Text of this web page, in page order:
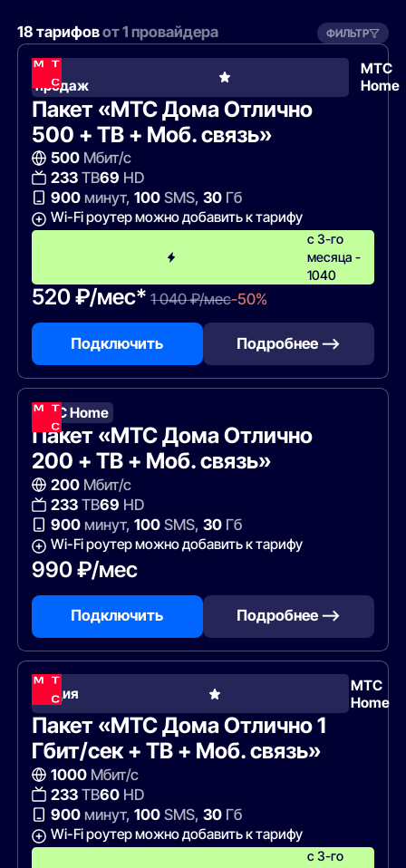
18 тарифовот 1 провайдера ФИЛЬТР
Хит
продаж
МТС
Home
Пакет «МТС Дома Отлично
500 + ТВ + Моб. связь»
500Мбит/с
233ТВ69 HD
900минут, 100SMS, 30Гб
Wi-Fi роутер можно добавить к тарифу
с 3-го
месяца -
1040
520 ₽/мес* 1 040 ₽/мес-50%
Подключить Подробнее —>
МТС Home
Пакет «МТС Дома Отлично
200 + ТВ + Моб. связь»
200Мбит/с
233ТВ69 HD
900минут, 100SMS, 30Гб
Wi-Fi роутер можно добавить к тарифу
990 ₽/мес
Подключить Подробнее —>
Акция
МТС
Home
Пакет «МТС Дома Отлично 1
Гбит/сек + ТВ + Моб. связь»
1000Мбит/с
233ТВ60HD
900минут, 100SMS, 30Гб
Wi-Fi роутер можно добавить к тарифу
с 3-го